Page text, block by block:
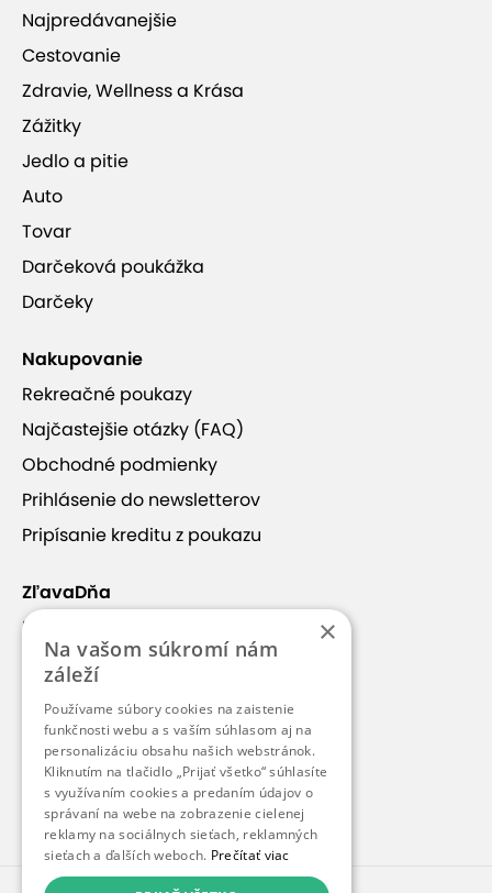
Najpredávanejšie
Cestovanie
Zdravie, Wellness a Krása
Zážitky
Jedlo a pitie
Auto
Tovar
Darčeková poukážka
Darčeky
Nakupovanie
Rekreačné poukazy
Najčastejšie otázky (FAQ)
Obchodné podmienky
Prihlásenie do newsletterov
Pripísanie kreditu z poukazu
ZľavaDňa
Náš príbeh
Kontakt
Kariéra
Blog
Pre médiá
Pre partnerov
×
Na vašom súkromí nám
záleží
Používame súbory cookies na zaistenie
funkčnosti webu a s vaším súhlasom aj na
personalizáciu obsahu našich webstránok.
Kliknutím na tlačidlo „Prijať všetko“ súhlasíte
s využívaním cookies a predaním údajov o
správaní na webe na zobrazenie cielenej
reklamy na sociálnych sieťach, reklamných
sieťach a ďalších weboch. Prečítať viac